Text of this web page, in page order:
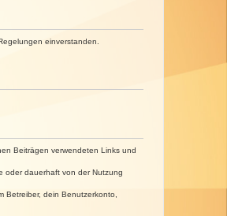
einverstanden.
Beiträgen verwendeten Links und
oder dauerhaft von der Nutzung
dein Benutzerkonto,